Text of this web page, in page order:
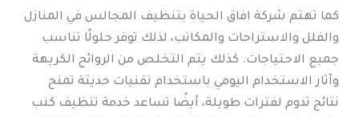
كما تهتم شركة افاق الحياة بتنظيف المجالس في المنازل
والفلل والاستراحات والمكاتب، لذلك توفر حلولًا تناسب
جميع الاحتياجات. كذلك يتم التخلص من الروائح الكريهة
وآثار الاستخدام اليومي باستخدام تقنيات حديثة تمنح
نتائج تدوم لفترات طويلة، أيضًا تساعد خدمة تنظيف كنب